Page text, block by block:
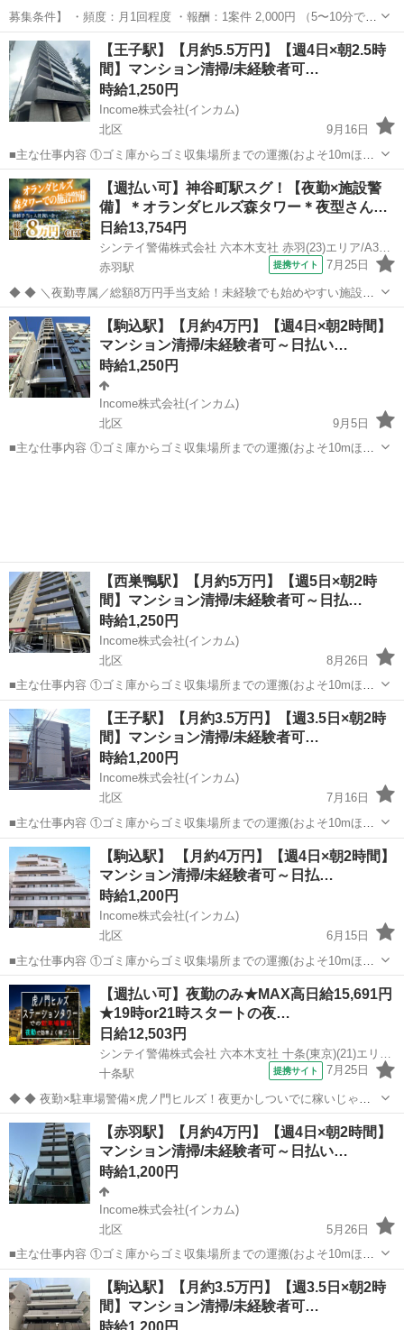
募集条件】 ・頻度：月1回程度 ・報酬：1案件 2,000円 （5〜10分で終
わる作業でも2,000円の報酬をお支払いします。） ・勤務地より徒歩
10分以内 ・勤務地：東京都 北区田端１丁目13-13 【こん...
東京 北区 その他 応募方法
【王子駅】【月約5.5万円】【週4日×朝2.5時
間】マンション清掃/未経験者可…
時給1,250円
Income株式会社(インカム)
北区
9月16日
■主な仕事内容 ①ゴミ庫からゴミ収集場所までの運搬(およそ10mほど
を１日約10個ほど) ②エントランス・エレベーター・廊下・非常階段・
駐車駐輪場などの共用部分と外構の清掃（時間内で可能な範囲） ③清
掃結果の報告（指定...
東京 北区 その他 時給
【週払い可】神谷町駅スグ！【夜勤×施設警
備】＊オランダヒルズ森タワー＊夜型さん…
日給13,754円
シンテイ警備株式会社 六本木支社 赤羽(23)エリア/A3203200117
赤羽駅
提携サイト 7月25日
◆ ◆ ＼夜勤専属／総額8万円手当支給！未経験でも始めやすい施設警
備のお仕事 お仕事は20時～勤務出来るので Wワークなども両立しなが
ら勤務も！ 月収27万円以上も可能♪ 安定収入で生活も安心です★ ＼未
経験スタートで...
東京 北区 赤羽駅 警備員
【駒込駅】【月約4万円】【週4日×朝2時間】
マンション清掃/未経験者可～日払い…
時給1,250円
Income株式会社(インカム)
北区
9月5日
■主な仕事内容 ①ゴミ庫からゴミ収集場所までの運搬(およそ10mほど
【西巣鴨駅】【月約5万円】【週5日×朝2時
間】マンション清掃/未経験者可～日払…
時給1,250円
Income株式会社(インカム)
北区
8月26日
■主な仕事内容 ①ゴミ庫からゴミ収集場所までの運搬(およそ10mほど
を１日約10個ほど) ②エントランス・エレベーター・廊下・非常階段・
駐車駐輪場などの共用部分と外構の清掃（時間内で可能な範囲） ③清
掃結果の報告（指定...
東京 北区 その他 時給
【王子駅】【月約3.5万円】【週3.5日×朝2時
間】マンション清掃/未経験者可…
時給1,200円
Income株式会社(インカム)
北区
7月16日
■主な仕事内容 ①ゴミ庫からゴミ収集場所までの運搬(およそ10mほど
を１日約10個ほど) ②エントランス・エレベーター・廊下・非常階段・
駐車駐輪場などの共用部分と外構の清掃（時間内で可能な範囲） ③清
掃結果の報告（指定...
東京 北区 その他 時給
【駒込駅】 【月約4万円】【週4日×朝2時間】
マンション清掃/未経験者可～日払…
時給1,200円
Income株式会社(インカム)
北区
6月15日
■主な仕事内容 ①ゴミ庫からゴミ収集場所までの運搬(およそ10mほど
を１日約10個ほど) ②エントランス・エレベーター・廊下・非常階段・
駐車駐輪場などの共用部分と外構の清掃（時間内で可能な範囲） ③清
掃結果の報告（指定...
東京 北区 その他 時給
【週払い可】夜勤のみ★MAX高日給15,691円
★19時or21時スタートの夜…
日給12,503円
十条駅
提携サイト 7月25日
◆ ◆ 夜勤×駐車場警備×虎ノ門ヒルズ！夜更かしついでに稼いじゃお
う☆ 虎ノ門ヒルズステーションタワーの駐車場で 誘導・案内などのシ
ンプル業務をお任せ！ 夜勤ならではの高日給だから 少ない勤務日数で
も効率的に稼げます！ ...
東京 北区 十条駅 警備員
【赤羽駅】【月約4万円】【週4日×朝2時間】
マンション清掃/未経験者可～日払い…
時給1,200円
Income株式会社(インカム)
北区
5月26日
■主な仕事内容 ①ゴミ庫からゴミ収集場所までの運搬(およそ10mほど
を１日約10個ほど) ②エントランス・エレベーター・廊下・非常階段・
駐車駐輪場などの共用部分と外構の清掃（時間内で可能な範囲） ③清
掃結果の報告（指定...
東京 北区 その他 時給
【駒込駅】【月約3.5万円】【週3.5日×朝2時
間】マンション清掃/未経験者可…